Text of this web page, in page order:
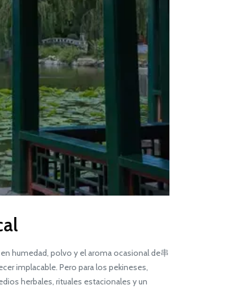
humedad, polvo y el aroma ocasional de串
implacable. Pero para los pekineses,
herbales, rituales estacionales y un